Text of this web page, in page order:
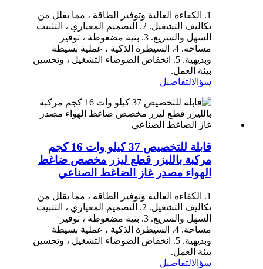
1. الكفاءة العالية وتوفير الطاقة ، مما يقلل من
تكاليف التشغيل. 2. التصميم المعياري ، التثبيت
السهل والسريع. 3. بنية مضغوطة ، توفير
مساحة. 4. السيطرة الذكية ، عملية بسيطة
وبديهية. 5. انخفاض الضوضاء التشغيل ، وتحسين
بيئة العمل.
سؤالالتفاصيل
قابلة للتخصيص 37 كيلو وات 16 كجم
مركبة بالليزر قطع ليزر مخصص ضاغط
الهواء مصدر غاز الضاغط الصناعي
1. الكفاءة العالية وتوفير الطاقة ، مما يقلل من
تكاليف التشغيل. 2. التصميم المعياري ، التثبيت
السهل والسريع. 3. بنية مضغوطة ، توفير
مساحة. 4. السيطرة الذكية ، عملية بسيطة
وبديهية. 5. انخفاض الضوضاء التشغيل ، وتحسين
بيئة العمل.
سؤالالتفاصيل